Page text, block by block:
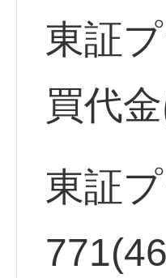
東証
買代
東証